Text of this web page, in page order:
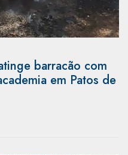
barracão com
em Patos de